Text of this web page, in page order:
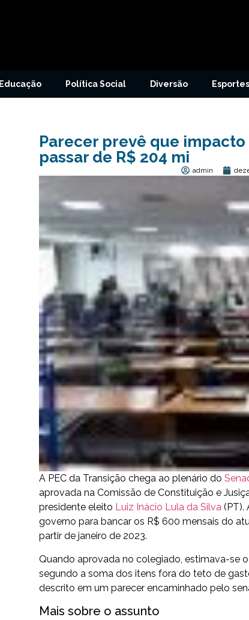
Educação Política Social Diversão Esportes
Parecer prevê que impacto
passar de R$ 204 mi
admin
A PEC da Transição chega ao plenário do
aprovada na Comissão de Constituição e
presidente eleito Luiz Inácio Lula da Silva(PT).
governo para bancar os R$ 600 mensais do
partir de janeiro de 2023.
Quando aprovada no colegiado, estimava-se
segundo a soma dos itens fora do teto de
descrito em um parecer encaminhado pelo
Mais sobre o assunto